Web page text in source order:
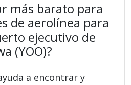
más barato para
de aerolínea para
ejecutivo de
(YOO)?
a encontrar y